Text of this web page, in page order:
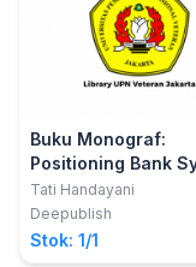
Buku Monograf:
Positioning Bank
Di Jakarta
Tati Handayani
Deepublish
Stok: 1/1